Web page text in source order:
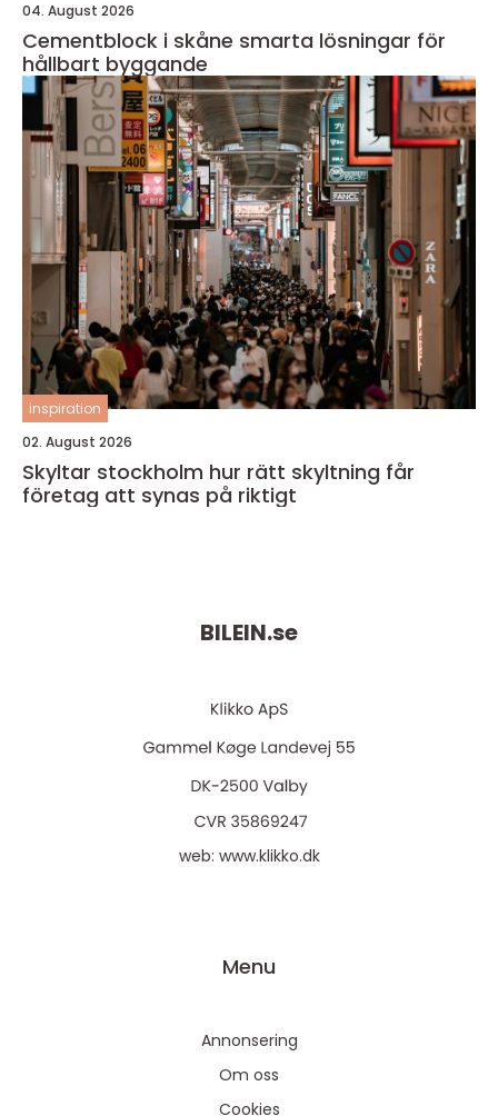
04. August 2026
Cementblock i skåne smarta lösningar för
hållbart byggande
inspiration
02. August 2026
Skyltar stockholm hur rätt skyltning får
företag att synas på riktigt
BILEIN.se
web: www.klikko.dk
Menu
Annonsering
Om oss
Cookies